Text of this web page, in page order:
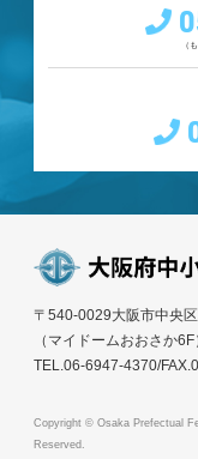
（
〒540-0029大阪市中央
（マイドームおおさか6F
TEL.06-6947-4370/
Copyright © Osaka Prefectual
Reserved.